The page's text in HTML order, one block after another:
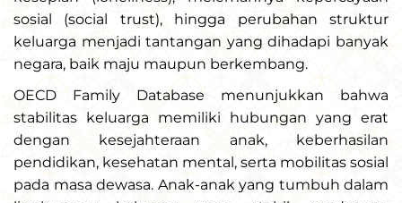
sosial (social trust), hingga perubahan struktur
keluarga menjadi tantangan yang dihadapi banyak
negara, baik maju maupun berkembang.
OECD Family Database menunjukkan bahwa
stabilitas keluarga memiliki hubungan yang erat
dengan kesejahteraan anak, keberhasilan
pendidikan, kesehatan mental, serta mobilitas sosial
pada masa dewasa. Anak-anak yang tumbuh dalam